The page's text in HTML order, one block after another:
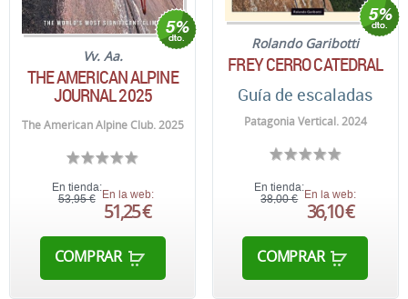
Vv. Aa.
THE AMERICAN ALPINE
JOURNAL 2025
The American Alpine Club. 2025
En tienda:
53,95 € En la web:
51,25 €
COMPRAR
Rolando Garibotti
FREY CERRO CATEDRAL
Guía de escaladas
Patagonia Vertical. 2024
En tienda:
38,00 € En la web:
36,10 €
COMPRAR